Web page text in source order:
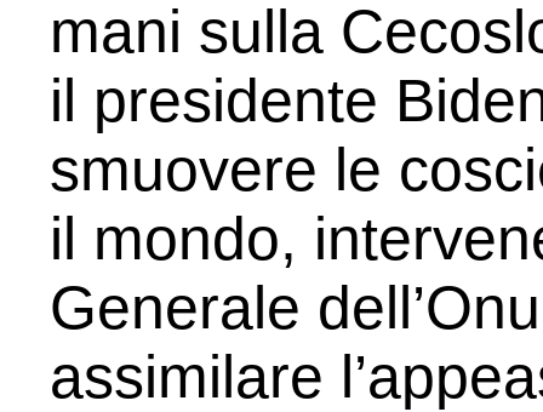
mani sulla
il presidente
smuovere le
il mondo,
Generale
assimilare